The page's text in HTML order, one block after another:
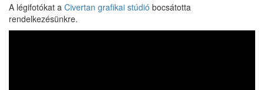
A légifotókat a Civertan grafikai stúdió bocsátotta
rendelkezésünkre.